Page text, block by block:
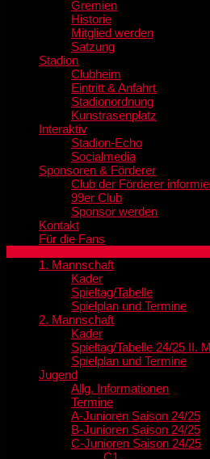
Gremien
Historie
Mitglied werden
Satzung
Stadion
Clubheim
Eintritt & Anfahrt
Stadionordnung
Kunstrasenplatz
Interaktiv
Stadion-Echo
Socialmedia
Sponsoren & Förderer
Club der Förderer
99er Club
Sponsor werden
Kontakt
Für die Fans
1. Mannschaft
Kader
Spieltag/Tabelle
Spielplan und Termine
2. Mannschaft
Kader
Spieltag/Tabelle 24/25 II.
Spielplan und Termine
Jugend
Allg. Informationen
Termine
A-Junioren Saison 24/25
B-Junioren Saison 24/25
C-Junioren Saison 24/25